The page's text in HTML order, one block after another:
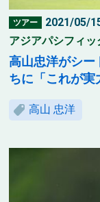
ツアー
2021/05/
アジアパシフィ
高山忠洋がシー
ちに「これが実
高山 忠洋